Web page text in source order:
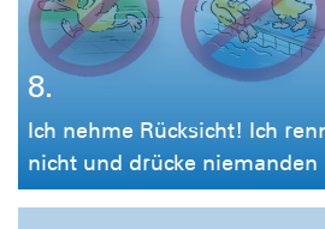
8.
Ich nehme Rücksicht! Ich
nicht und drücke niemanden